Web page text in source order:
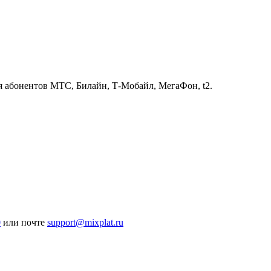
абонентов МТС, Билайн, Т-Мобайл, МегаФон, t2.
или почте support@mixplat.ru